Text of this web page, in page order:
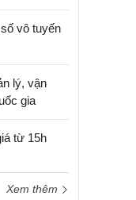
vô tuyến
lý, vận
gia
từ 15h
Xem thêm